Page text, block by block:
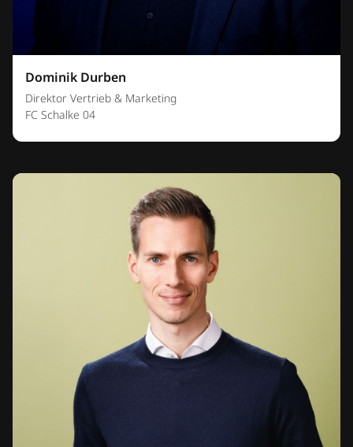
Dominik Durben
Direktor Vertrieb & Marketing
FC Schalke 04